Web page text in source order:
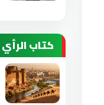
كتاب الرأي